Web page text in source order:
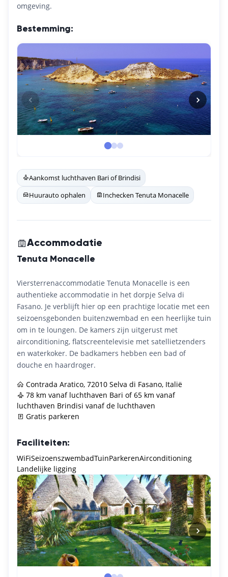
omgeving.
Bestemming:
Aankomst luchthaven Bari of Brindisi
Huurauto ophalen
Inchecken Tenuta Monacelle
Accommodatie
Tenuta Monacelle
Viersterrenaccommodatie Tenuta Monacelle is een
authentieke accommodatie in het dorpje Selva di
Fasano. Je verblijft hier op een prachtige locatie met een
seizoensgebonden buitenzwembad en een heerlijke tuin
om in te loungen. De kamers zijn uitgerust met
airconditioning, flatscreentelevisie met satellietzenders
en waterkoker. De badkamers hebben een bad of
douche en haardroger.
Contrada Aratico, 72010 Selva di Fasano, Italië
78 km vanaf luchthaven Bari of 65 km vanaf
luchthaven Brindisi vanaf de luchthaven
Gratis parkeren
Faciliteiten:
WiFiSeizoenszwembadTuinParkerenAirconditioning
Landelijke ligging